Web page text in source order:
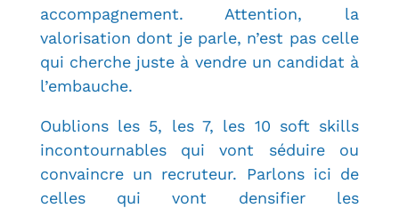
accompagnement. Attention, la
valorisation dont je parle, n’est pas celle
qui cherche juste à vendre un candidat à
l’embauche.
Oublions les 5, les 7, les 10 soft skills
incontournables qui vont séduire ou
convaincre un recruteur. Parlons ici de
celles qui vont densifier les